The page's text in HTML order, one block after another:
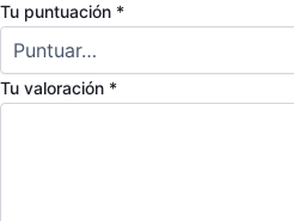
Tu puntuación *
Tu valoración *